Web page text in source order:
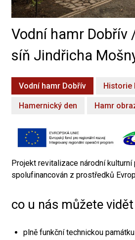
Vodní hamr Dobřív
síň Jindřicha
Vodní hamr Dobřív Historie
Hamernický den Hamr
Projekt revitalizace národní kulturní
spolufinancován z prostředků
co u nás můžete
plně funkční technickou